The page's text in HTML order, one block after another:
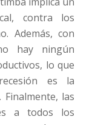
contra los
Además, con
hay ningún
lo que
es la
las
a todos los